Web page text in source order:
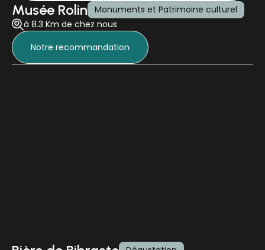
Musée Rolin
Monuments et Patrimoine culturel
à 8.3 Km de chez nous
Notre recommandation